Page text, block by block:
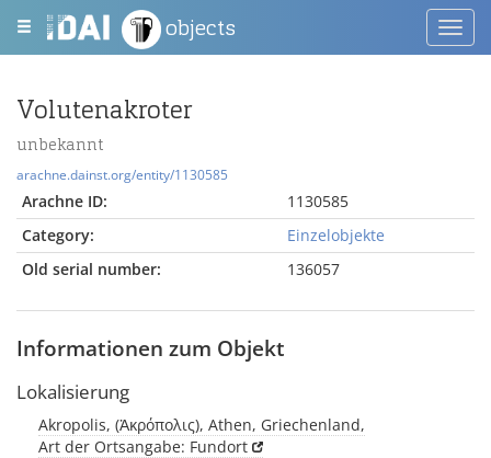
objects
Volutenakroter
unbekannt
arachne.dainst.org/entity/1130585
Arachne ID:
1130585
Category:
Einzelobjekte
Old serial number:
136057
Informationen zum Objekt
Lokalisierung
Akropolis, (Ἀκρόπολις), Athen, Griechenland,
Art der Ortsangabe: Fundort